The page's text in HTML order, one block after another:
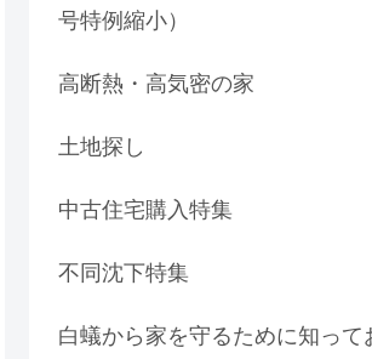
号特例縮小）
高断熱・高気密の家
土地探し
中古住宅購入特集
不同沈下特集
白蟻から家を守るために知って